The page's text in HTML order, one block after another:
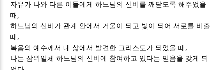
자유가 나와 다른 이들에게 하느님의 신비를 깨닫도록 해주었을
때 ,
하느님의 신비가 관계 안에서 거울이 되고 빛이 되어 서로를 비출
때 ,
복음의 예수께서 내 삶에서 발견한 그리스도가 되었을 때 ,
나는 삼위일체 하느님의 신비에 참여하고 있다는 믿음을 갖게 되